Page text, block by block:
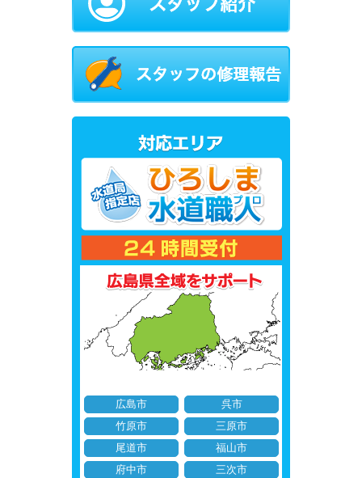
広島市
呉市
竹原市
三原市
尾道市
福山市
府中市
三次市